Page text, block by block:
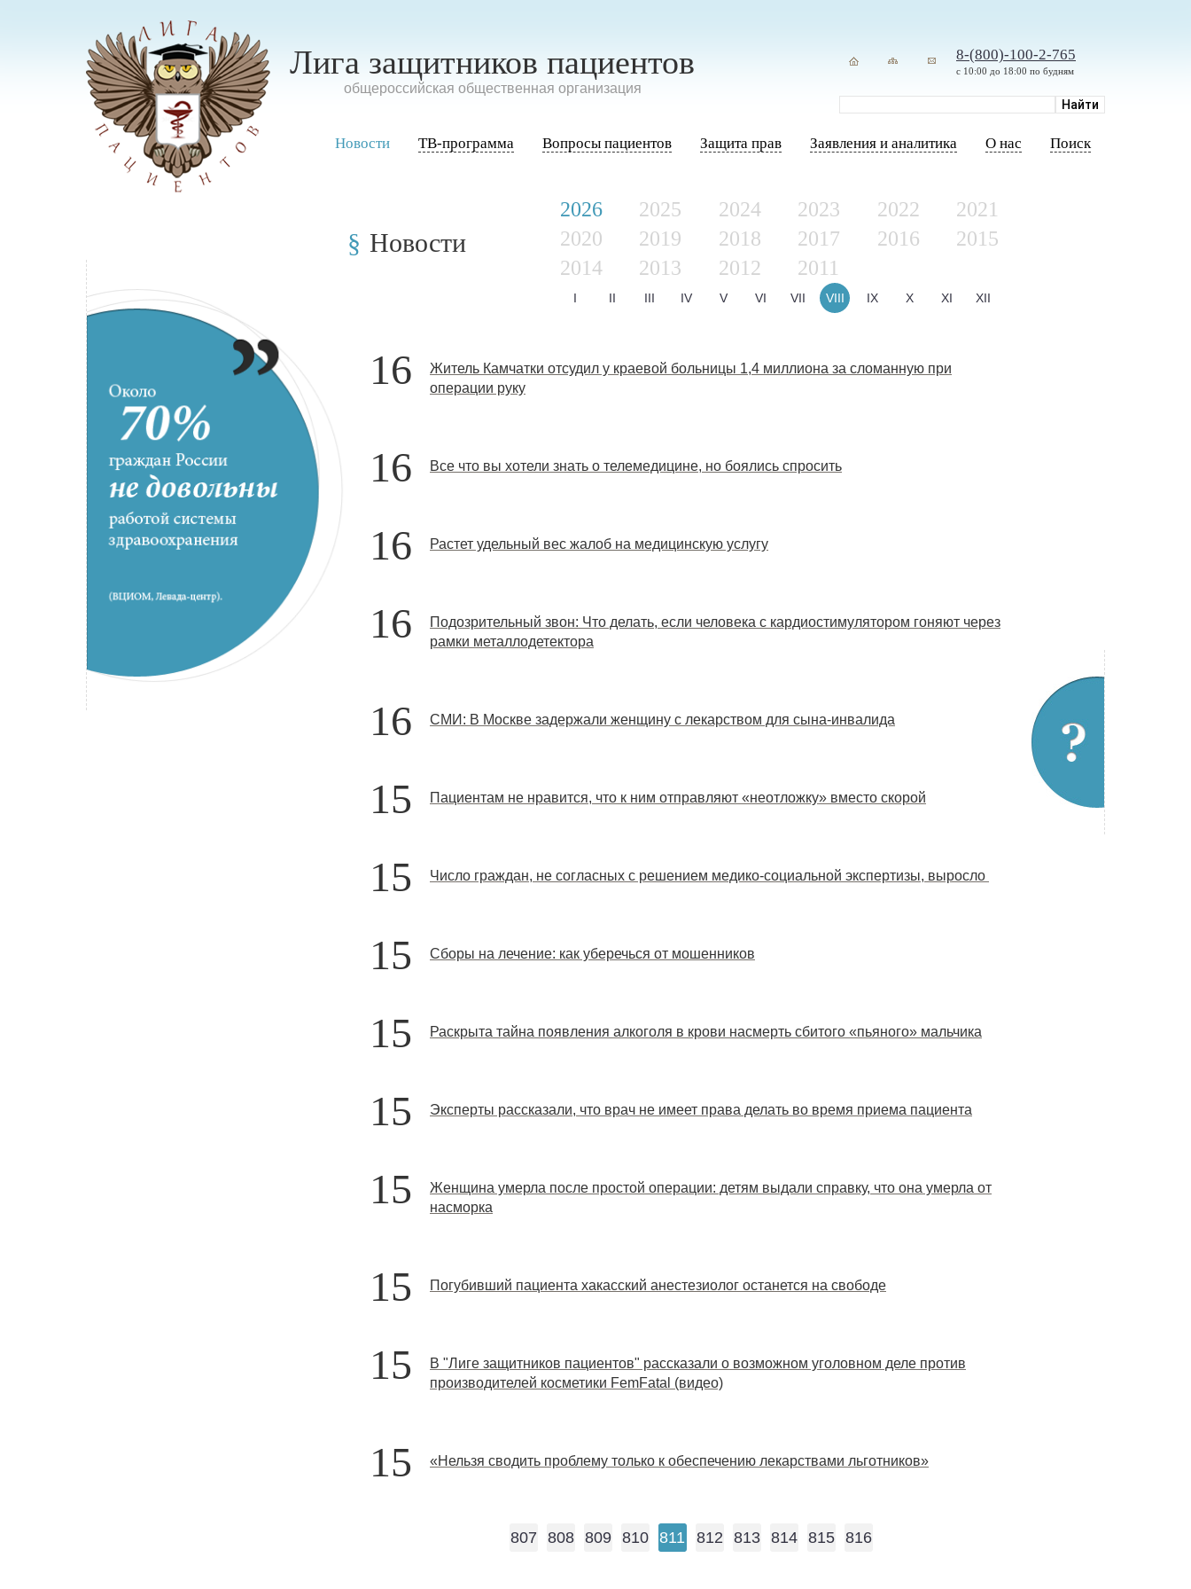
Лига защитников пациентов
oбщероссийская общественная организация
8-(800)-100-2-765
с 10:00 до 18:00 по будням
Новости ТВ-программа Вопросы пациентов Защита прав Заявления и аналитика О нас Поиск
Новости
2026 2025 2024 2023 2022
2021
2020
2019 2018 2017 2016
2015
2014
2013 2012 2011
I II III IV V VI VII VIII IX X XI XII
16
Житель Камчатки отсудил у краевой больницы 1,4 миллиона за сломанную при
операции руку
16 Все что вы хотели знать о телемедицине, но боялись спросить
16 Растет удельный вес жалоб на медицинскую услугу
16
Подозрительный звон: Что делать, если человека с кардиостимулятором гоняют через
рамки металлодетектора
16 СМИ: В Москве задержали женщину с лекарством для сына-инвалида
15 Пациентам не нравится, что к ним отправляют «неотложку» вместо скорой
15 Число граждан, не согласных с решением медико-социальной экспертизы, выросло
15 Сборы на лечение: как уберечься от мошенников
15 Раскрыта тайна появления алкоголя в крови насмерть сбитого «пьяного» мальчика
15 Эксперты рассказали, что врач не имеет права делать во время приема пациента
15
Женщина умерла после простой операции: детям выдали справку, что она умерла от
насморка
15 Погубивший пациента хакасский анестезиолог останется на свободе
15
В "Лиге защитников пациентов" рассказали о возможном уголовном деле против
производителей косметики FemFatal (видео)
15 «Нельзя сводить проблему только к обеспечению лекарствами льготников»
807 808 809 810 811 812 813 814 815 816